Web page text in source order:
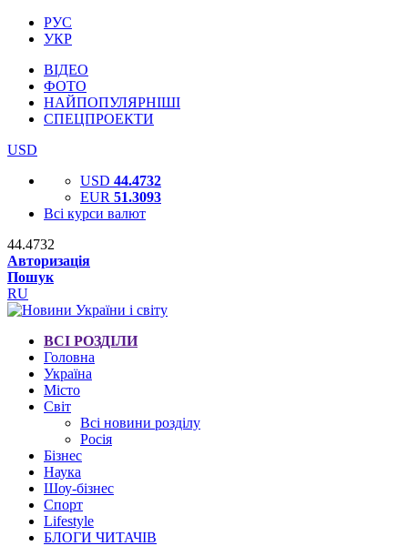
РУС
УКР
ВІДЕО
ФОТО
НАЙПОПУЛЯРНІШІ
СПЕЦПРОЕКТИ
USD
USD 44.4732
EUR 51.3093
Всі курси валют
44.4732
Авторизація
Пошук
RU
ВСІ РОЗДІЛИ
Головна
Україна
Місто
Світ
Всі новини розділу
Росія
Бізнес
Наука
Шоу-бізнес
Спорт
Lifestyle
БЛОГИ ЧИТАЧІВ